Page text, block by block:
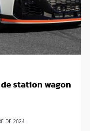
station wagon
DE 2024